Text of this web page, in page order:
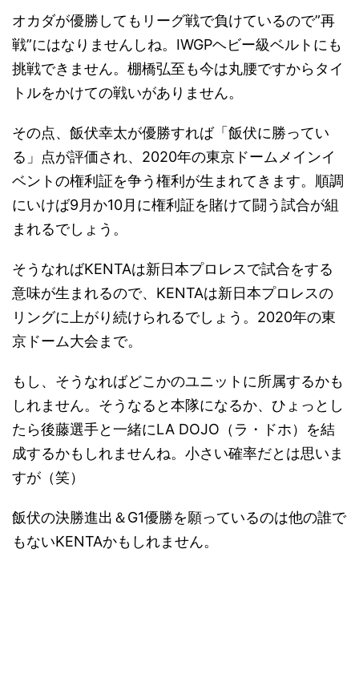
オカダが優勝してもリーグ戦で負けているので”再
戦”にはなりませんしね。IWGPヘビー級ベルトにも
挑戦できません。棚橋弘至も今は丸腰ですからタイ
トルをかけての戦いがありません。
その点、飯伏幸太が優勝すれば「飯伏に勝ってい
る」点が評価され、2020年の東京ドームメインイ
ベントの権利証を争う権利が生まれてきます。順調
にいけば9月か10月に権利証を賭けて闘う試合が組
まれるでしょう。
そうなればKENTAは新日本プロレスで試合をする
意味が生まれるので、KENTAは新日本プロレスの
リングに上がり続けられるでしょう。2020年の東
京ドーム大会まで。
もし、そうなればどこかのユニットに所属するかも
しれません。そうなると本隊になるか、ひょっとし
たら後藤選手と一緒にLA DOJO（ラ・ドホ）を結
成するかもしれませんね。小さい確率だとは思いま
すが（笑）
飯伏の決勝進出＆G1優勝を願っているのは他の誰で
もないKENTAかもしれません。